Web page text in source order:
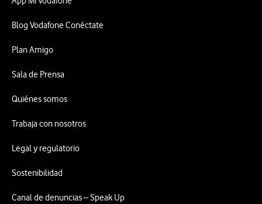
Blog Vodafone Conéctate
Plan Amigo
Sala de Prensa
Quiénes somos
Trabaja con nosotros
Legal y regulatorio
Sostenibilidad
Canal de denuncias – Speak Up